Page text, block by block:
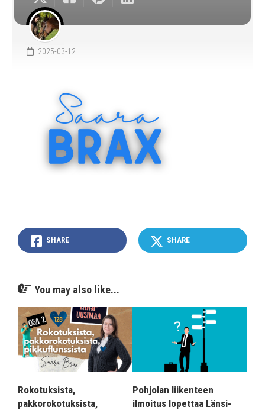
2025-03-12
SHARE SHARE
You may also like...
Rokotuksista,
pakkorokotuksista,
Pohjolan liikenteen
ilmoitus lopettaa Länsi-